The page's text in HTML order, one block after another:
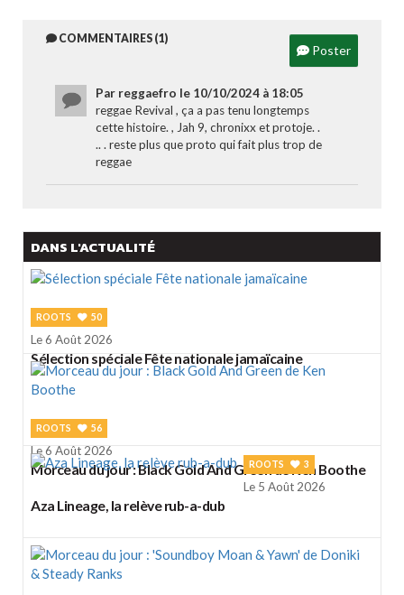
COMMENTAIRES (1)
Poster
Par reggaefro le 10/10/2024 à 18:05
reggae Revival , ça a pas tenu longtemps
cette histoire. , Jah 9, chronixx et protoje. .
.. . reste plus que proto qui fait plus trop de
reggae
DANS L'ACTUALITÉ
ROOTS 50
Le 6 Août 2026
Sélection spéciale Fête nationale jamaïcaine
ROOTS 56
Le 6 Août 2026
Morceau du jour : Black Gold And Green de Ken Boothe
ROOTS 3
Le 5 Août 2026
Aza Lineage, la relève rub-a-dub